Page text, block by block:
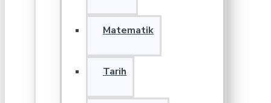
Matematik
Tarih